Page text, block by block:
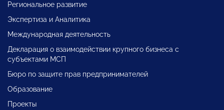
Региональное развитие
Экспертиза и Аналитика
Международная деятельность
Декларация о взаимодействии крупного бизнеса с
субъектами МСП
Бюро по защите прав предпринимателей
Образование
Проекты